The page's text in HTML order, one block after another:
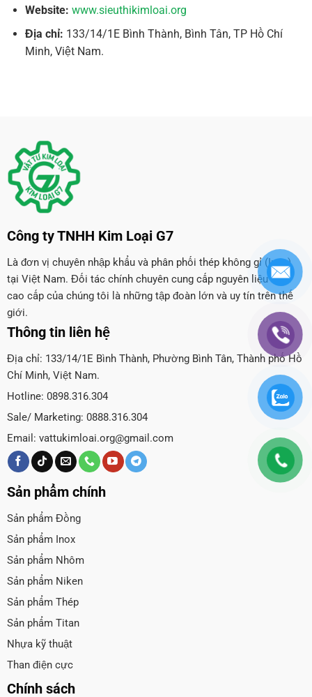
Website: www.sieuthikimloai.org
Địa chỉ: 133/14/1E Bình Thành, Bình Tân, TP Hồ Chí
Minh, Việt Nam.
Công ty TNHH Kim Loại G7
Là đơn vị chuyên nhập khẩu và phân phối thép không gỉ (Inox)
tại Việt Nam. Đối tác chính chuyên cung cấp nguyên liệu Inox
cao cấp của chúng tôi là những tập đoàn lớn và uy tín trên thế
giới.
Thông tin liên hệ
Địa chỉ: 133/14/1E Bình Thành, Phường Bình Tân, Thành phố Hồ
Chí Minh, Việt Nam.
Hotline: 0898.316.304
Sale/ Marketing: 0888.316.304
Email: vattukimloai.org@gmail.com
Sản phẩm chính
Sản phẩm Đồng
Sản phẩm Inox
Sản phẩm Nhôm
Sản phẩm Niken
Sản phẩm Thép
Sản phẩm Titan
Nhựa kỹ thuật
Than điện cực
Chính sách